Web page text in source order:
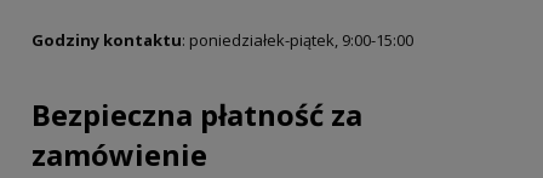
Godziny kontaktu: poniedziałek-piątek, 9:00-15:00
Bezpieczna płatność za
zamówienie